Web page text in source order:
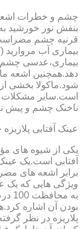
چشم و خطرات اشعه
بنفش نور خورشید
بیماری آب
بیماری،عدسی چشم
دهد.همچنین اشعه
شود.ماکولا بخشی
است.سایر
ناخنک چشم و پیش
عینک آفتابی
یکی از شیوه های
آفتابی است.یک
برابر اشعه های
ویژگی هایی که یک
به
بودن آن اشاره
پلاریزه در نظر